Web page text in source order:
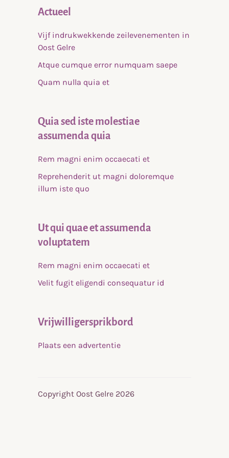
Actueel
Vijf indrukwekkende zeilevenementen in
Oost Gelre
Atque cumque error numquam saepe
Quam nulla quia et
Quia sed iste molestiae
assumenda quia
Rem magni enim occaecati et
Reprehenderit ut magni doloremque
illum iste quo
Ut qui quae et assumenda
voluptatem
Rem magni enim occaecati et
Velit fugit eligendi consequatur id
Vrijwilligersprikbord
Plaats een advertentie
Copyright Oost Gelre 2026